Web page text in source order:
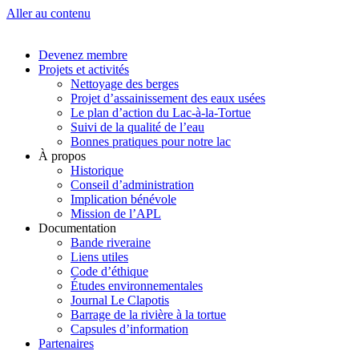
Aller au contenu
Devenez membre
Projets et activités
Nettoyage des berges
Projet d’assainissement des eaux usées
Le plan d’action du Lac-à-la-Tortue
Suivi de la qualité de l’eau
Bonnes pratiques pour notre lac
À propos
Historique
Conseil d’administration
Implication bénévole
Mission de l’APL
Documentation
Bande riveraine
Liens utiles
Code d’éthique
Études environnementales
Journal Le Clapotis
Barrage de la rivière à la tortue
Capsules d’information
Partenaires